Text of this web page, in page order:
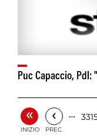
Puc Capaccio,
«
INIZIO
‹
PREC.
…